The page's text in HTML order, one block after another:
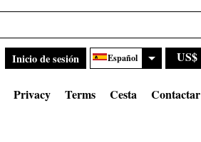
US$
Español
Inicio de sesión
Privacy Terms Cesta Contactar